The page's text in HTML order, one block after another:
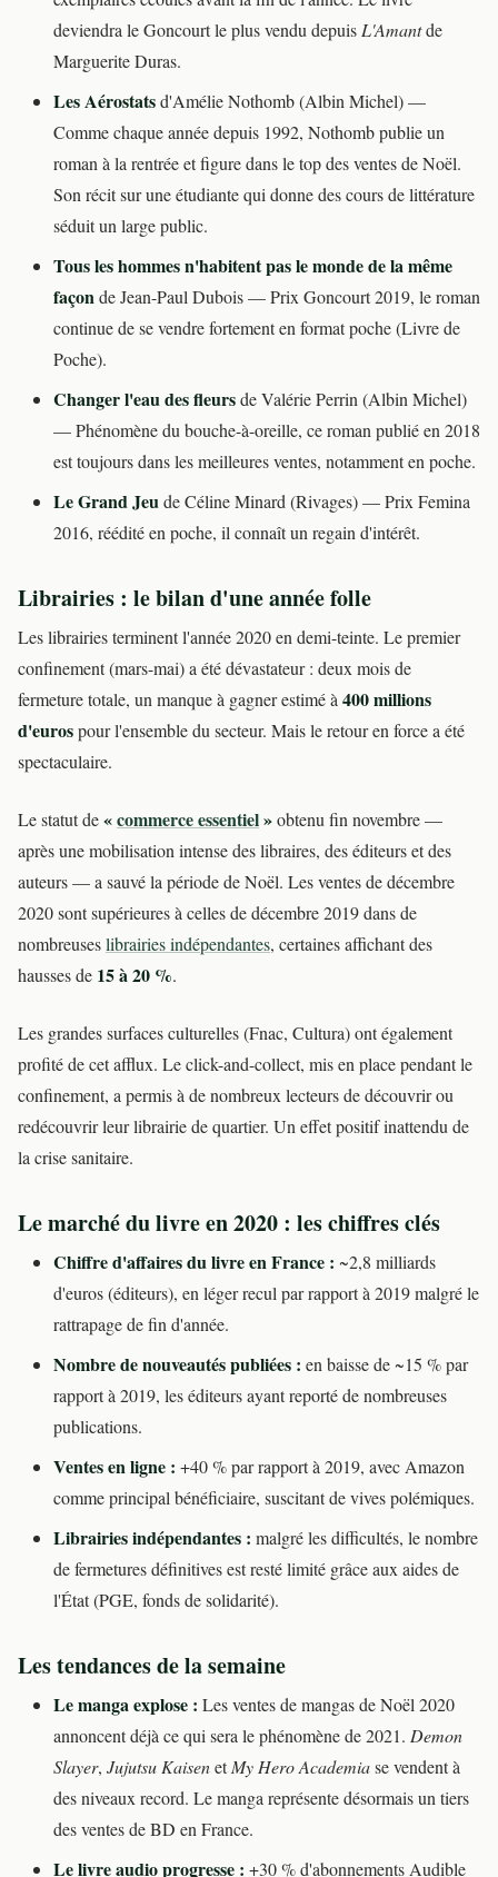
deviendra le Goncourt le plus vendu depuisL'Amantde
Marguerite Duras.
Les Aérostatsd'Amélie Nothomb (Albin Michel) —
Comme chaque année depuis 1992, Nothomb publie un
roman à la rentrée et figure dans le top des ventes de Noël.
Son récit sur une étudiante qui donne des cours de littérature
séduit un large public.
Tous les hommes n'habitent pas le monde de la même
façonde Jean-Paul Dubois — Prix Goncourt 2019, le roman
continue de se vendre fortement en format poche (Livre de
Poche).
Changer l'eau des fleursde Valérie Perrin (Albin Michel)
— Phénomène du bouche-à-oreille, ce roman publié en 2018
est toujours dans les meilleures ventes, notamment en poche.
Le Grand Jeude Céline Minard (Rivages) — Prix Femina
2016, réédité en poche, il connaît un regain d'intérêt.
Librairies : le bilan d'une année folle
Les librairies terminent l'année 2020 en demi-teinte. Le premier
confinement (mars-mai) a été dévastateur : deux mois de
fermeture totale, un manque à gagner estimé à400 millions
d'eurospour l'ensemble du secteur. Mais le retour en force a été
spectaculaire.
Le statut de«commerce essentiel»obtenu fin novembre —
après une mobilisation intense des libraires, des éditeurs et des
auteurs — a sauvé la période de Noël. Les ventes de décembre
2020 sont supérieures à celles de décembre 2019 dans de
nombreuseslibrairies indépendantes, certaines affichant des
hausses de 15 à 20 %.
Les grandes surfaces culturelles (Fnac, Cultura) ont également
profité de cet afflux. Le click-and-collect, mis en place pendant le
confinement, a permis à de nombreux lecteurs de découvrir ou
redécouvrir leur librairie de quartier. Un effet positif inattendu de
la crise sanitaire.
Le marché du livre en 2020 : les chiffres clés
Chiffre d'affaires du livre en France : ~2,8 milliards
d'euros (éditeurs), en léger recul par rapport à 2019 malgré le
rattrapage de fin d'année.
Nombre de nouveautés publiées : en baisse de ~15 % par
rapport à 2019, les éditeurs ayant reporté de nombreuses
publications.
Ventes en ligne : +40 % par rapport à 2019, avec Amazon
comme principal bénéficiaire, suscitant de vives polémiques.
Librairies indépendantes : malgré les difficultés, le nombre
de fermetures définitives est resté limité grâce aux aides de
l'État (PGE, fonds de solidarité).
Les tendances de la semaine
Le manga explose : Les ventes de mangas de Noël 2020
annoncent déjà ce qui sera le phénomène de 2021. Demon
Slayer, Jujutsu KaisenetMy Hero Academiase vendent à
des niveaux record. Le manga représente désormais un tiers
des ventes de BD en France.
Le livre audio progresse : +30 % d'abonnements Audible